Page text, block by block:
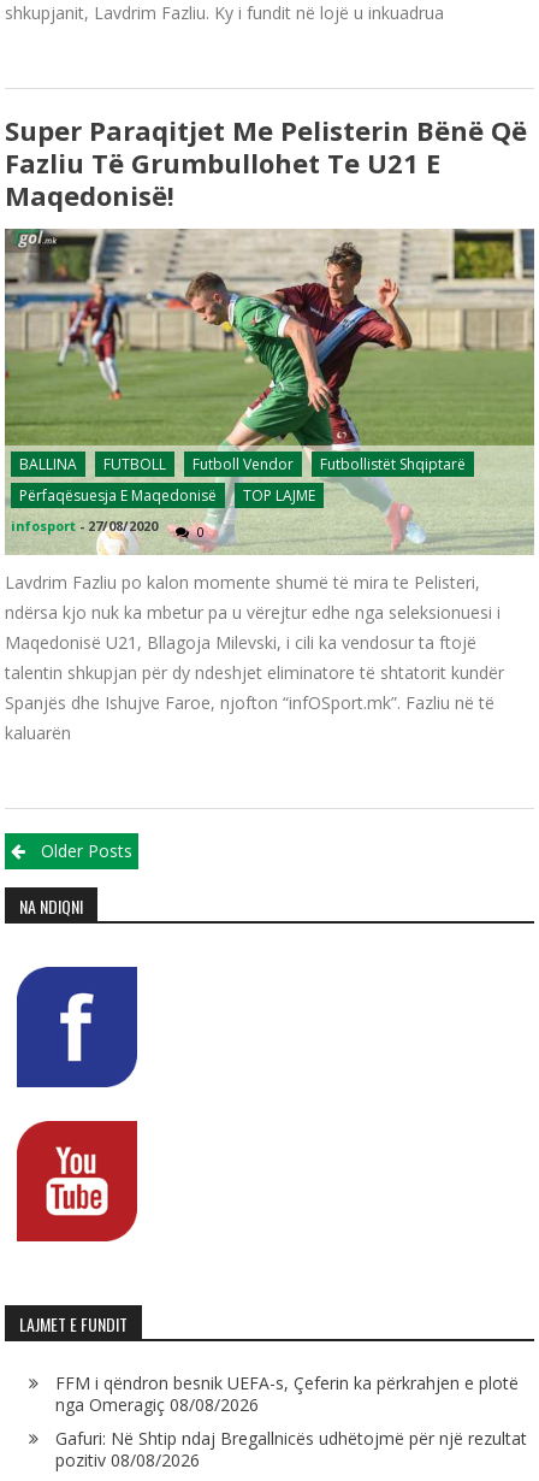
shkupjanit, Lavdrim Fazliu. Ky i fundit në lojë u inkuadrua
Super Paraqitjet Me Pelisterin Bënë Që
Fazliu Të Grumbullohet Te U21 E
Maqedonisë!
BALLINA FUTBOLL Futboll Vendor
Futbollistët Shqiptarë
Përfaqësuesja E Maqedonisë
TOP LAJME
infosport - 27/08/2020 0
Lavdrim Fazliu po kalon momente shumë të mira te Pelisteri,
ndërsa kjo nuk ka mbetur pa u vërejtur edhe nga seleksionuesi i
Maqedonisë U21, Bllagoja Milevski, i cili ka vendosur ta ftojë
talentin shkupjan për dy ndeshjet eliminatore të shtatorit kundër
Spanjës dhe Ishujve Faroe, njofton “infOSport.mk”. Fazliu në të
kaluarën
Posts navigation
Older Posts
NA NDIQNI
LAJMET E FUNDIT
FFM i qëndron besnik UEFA-s, Çeferin ka përkrahjen e plotë
nga Omeragiç 08/08/2026
Gafuri: Në Shtip ndaj Bregallnicës udhëtojmë për një rezultat
pozitiv 08/08/2026